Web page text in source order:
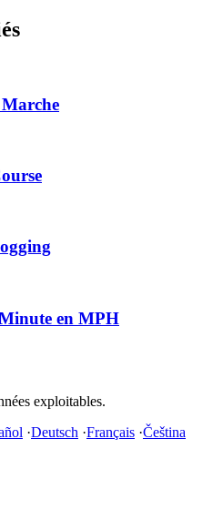
en MPH
exploitables.
·Deutsch ·Français ·Čeština